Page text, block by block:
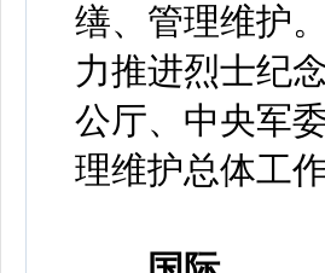
缮、管理维护
力推进烈士纪
公厅、中央军
理维护总体工作